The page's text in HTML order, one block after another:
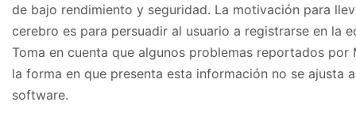
de bajo rendimiento y seguridad. La motivación para
cerebro es para persuadir al usuario a registrarse en la
Toma en cuenta que algunos problemas reportados por
la forma en que presenta esta información no se ajusta
software.